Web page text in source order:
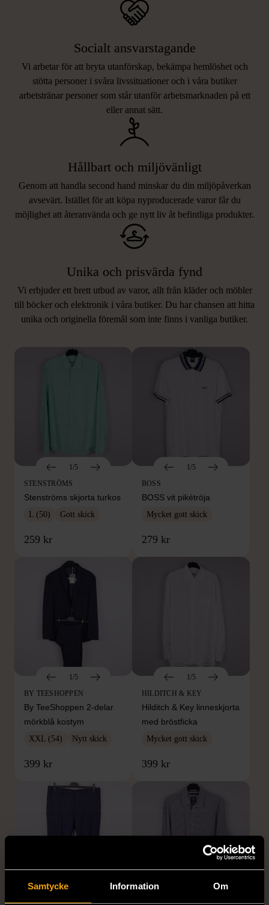
Samtycke Information Om
Socialt ansvarstagande
Vi arbetar för att bryta utanförskap, bekämpa hemlöshet och
stötta personer i svåra livssituationer och i våra butiker
arbetstränar personer som står utanför arbetsmarknaden på ett
eller annat sätt.
Hållbart och miljövänligt
Genom att handla second hand minskar du din miljöpåverkan
avsevärt. Istället för att köpa nyproducerade varor får du
möjlighet att återanvända och ge nytt liv åt befintliga produkter.
Unika och prisvärda fynd
Vi erbjuder ett brett utbud av varor, allt från kläder och möbler
till böcker och elektronik i våra butiker. Du har chansen att hitta
unika och originella föremål som inte finns i vanliga butiker.
LIKNANDE PRODUKTER
Hitta produkter som påminner om denna
1/5
STENSTRÖMS
Stenströms skjorta turkos
L (50) Gott skick
259 kr
1/5
BOSS
BOSS vit pikétröja
Mycket gott skick
279 kr
1/5
BY TEESHOPPEN
By TeeShoppen 2-delar
mörkblå kostym
XXL (54) Nytt skick
399 kr
1/5
HILDITCH & KEY
Hilditch & Key linneskjorta
med bröstficka
Mycket gott skick
399 kr
1/5